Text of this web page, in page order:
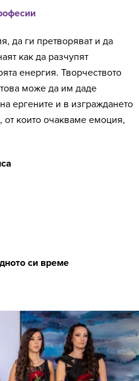
да ги претворяват и да
как да разчупят
енергия. Творчеството
може да им даде
ергените и в изграждането
от които очакваме емоция,
си време